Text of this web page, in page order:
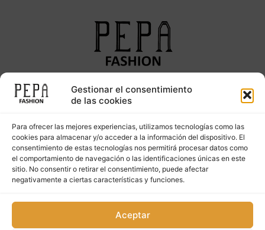
Gestionar el consentimiento
de las cookies
Para ofrecer las mejores experiencias, utilizamos tecnologías como las
cookies para almacenar y/o acceder a la información del dispositivo. El
consentimiento de estas tecnologías nos permitirá procesar datos como
el comportamiento de navegación o las identificaciones únicas en este
sitio. No consentir o retirar el consentimiento, puede afectar
negativamente a ciertas características y funciones.
Aceptar
Síguenos en nuestras redes sociales
Copyright © 2023. PepaFashion Todos los derechos